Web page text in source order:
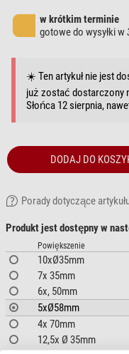
w krótkim terminie
gotowe do wysyłki w
☀️ Ten artykuł nie jest
już zostać dostarczony
Słońca 12 sierpnia,
DODAJ DO
Porady dotyczące
Produkt jest dostępny w
Powiększenie
10xØ35mm
7x 35mm
6x, 50mm
5xØ58mm
4x 70mm
12,5x Ø 35mm